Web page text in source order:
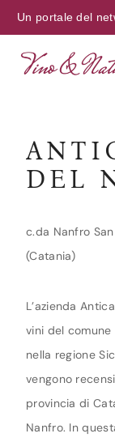
Un portale del
DEL
c.da Nanfro
(Catania)
L’azienda
vini del
nella regione
vengono
provincia di
Nanfro. In